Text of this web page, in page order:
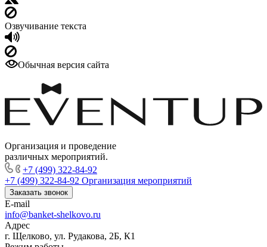
Озвучивание текста
Обычная версия сайта
Организация и проведение
различных мероприятий.
+7 (499) 322-84-92
+7 (499) 322-84-92 Организация мероприятий
Заказать звонок
E-mail
info@banket-shelkovo.ru
Адрес
г. Щелково, ул. Рудакова, 2Б, К1